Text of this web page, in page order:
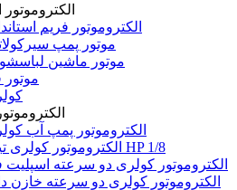
الکتروموتور فریم
موتور پمپ
موتور ماشین
الکتروموتور پمپ آب
الکتروموتور کولری تیپ HP 1/8
الکتروموتور کولری دو سرعته اسپلیت
الکتروموتور کولری دو سرعته خازن